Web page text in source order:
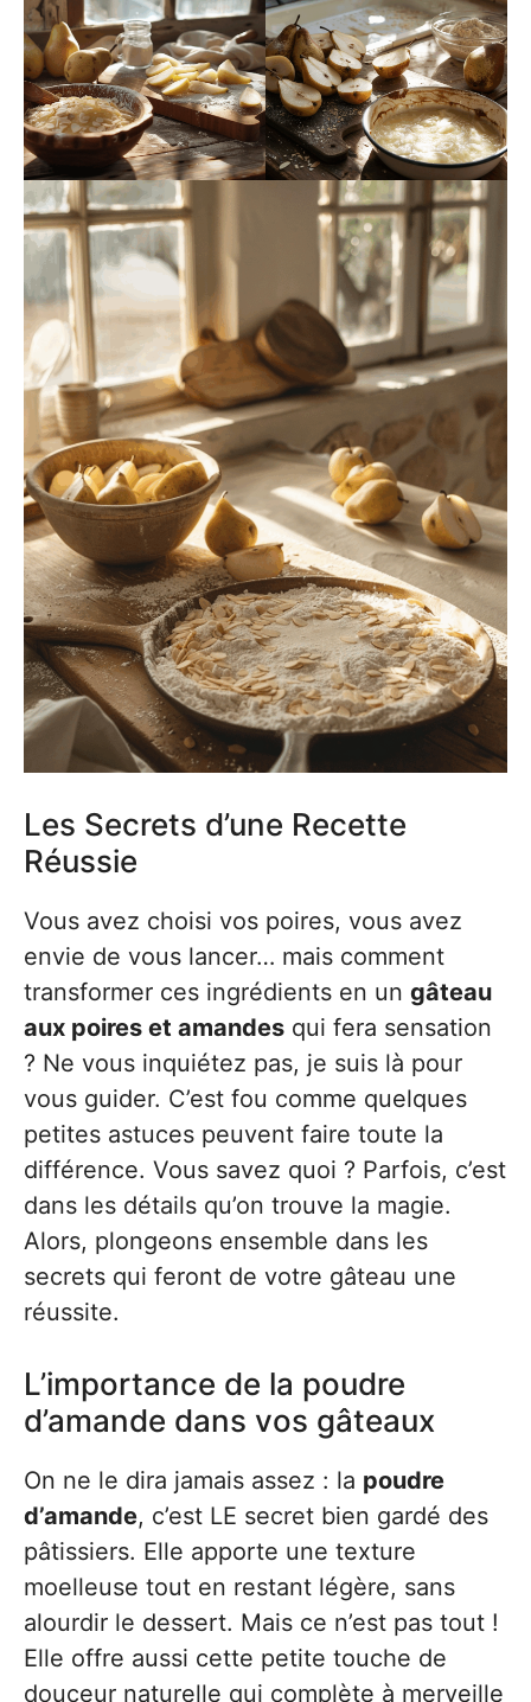
Les Secrets d’une Recette
Réussie
Vous avez choisi vos poires, vous avez
envie de vous lancer… mais comment
transformer ces ingrédients en un gâteau
aux poires et amandes qui fera sensation
? Ne vous inquiétez pas, je suis là pour
vous guider. C’est fou comme quelques
petites astuces peuvent faire toute la
différence. Vous savez quoi ? Parfois, c’est
dans les détails qu’on trouve la magie.
Alors, plongeons ensemble dans les
secrets qui feront de votre gâteau une
réussite.
L’importance de la poudre
d’amande dans vos gâteaux
On ne le dira jamais assez : la poudre
d’amande, c’est LE secret bien gardé des
pâtissiers. Elle apporte une texture
moelleuse tout en restant légère, sans
alourdir le dessert. Mais ce n’est pas tout !
Elle offre aussi cette petite touche de
douceur naturelle qui complète à merveille